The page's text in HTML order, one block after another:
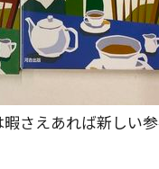
さえあれば新しい